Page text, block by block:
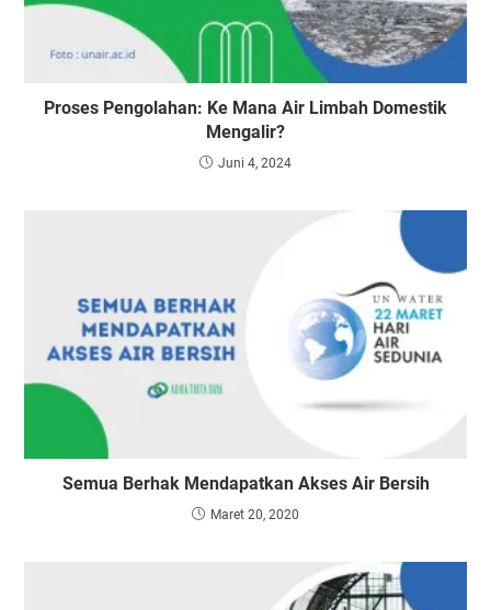
Proses Pengolahan: Ke Mana Air Limbah Domestik
Mengalir?
Juni 4, 2024
Semua Berhak Mendapatkan Akses Air Bersih
Maret 20, 2020